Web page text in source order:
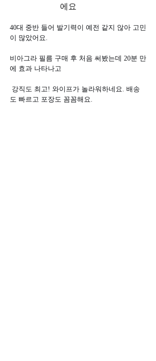
에요
40대 중반 들어 발기력이 예전 같지 않아 고민
이 많았어요.
비아그라 필름 구매 후 처음 써봤는데 20분 만
에 효과 나타나고
도 빠르고 포장도 꼼꼼해요.